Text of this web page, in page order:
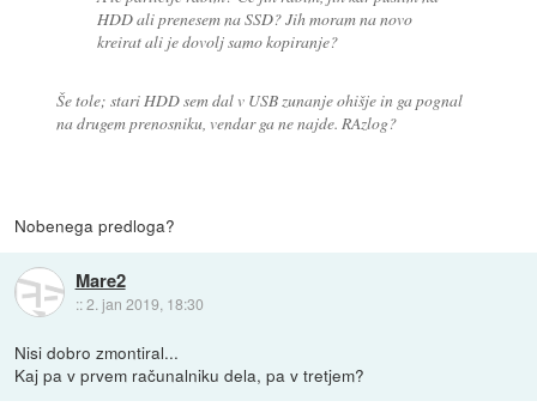
HDD ali prenesem na SSD? Jih moram na novo
kreirat ali je dovolj samo kopiranje?
Še tole; stari HDD sem dal v USB zunanje ohišje in ga pognal
na drugem prenosniku, vendar ga ne najde. RAzlog?
Nobenega predloga?
Mare2
::2. jan 2019, 18:30
Nisi dobro zmontiral...
Kaj pa v prvem računalniku dela, pa v tretjem?